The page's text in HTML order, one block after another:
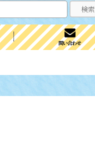
検索
問い合わせ